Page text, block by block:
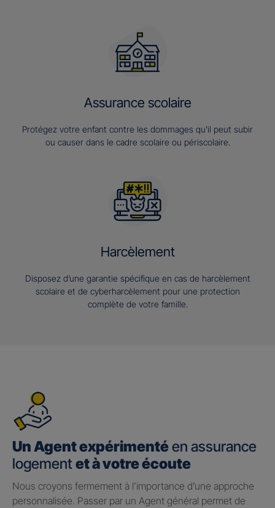
Assurance scolaire
Protégez votre enfant contre les dommages qu’il peut subir
ou causer dans le cadre scolaire ou périscolaire.
Harcèlement
Disposez d’une garantie spécifique en cas de harcèlement
scolaire et de cyberharcèlement pour une protection
complète de votre famille.
Un Agent expérimentéen assurance
logement et à votre écoute
Nous croyons fermement à l’importance d’une approche
personnalisée. Passer par un Agent général permet de